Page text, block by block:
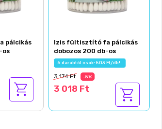
pálcikás
os
Izis fültisztító fa pálcikás
dobozos 200 db-os
6 darabtól csak: 503 Ft/db!
3 174 Ft -5%
3 018 Ft